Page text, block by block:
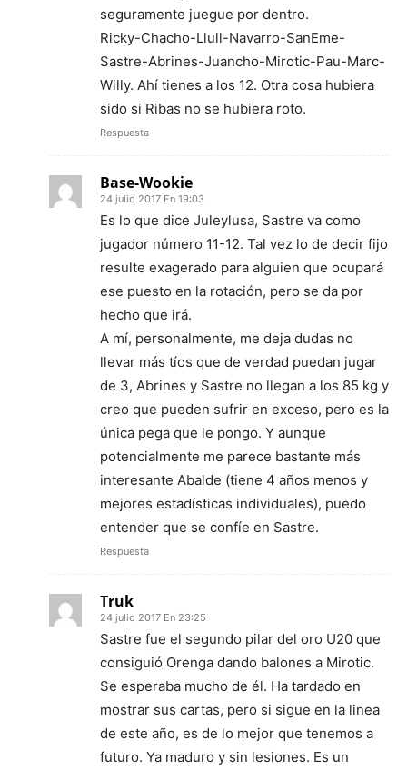
seguramente juegue por dentro.
Ricky-Chacho-Llull-Navarro-SanEme-
Sastre-Abrines-Juancho-Mirotic-Pau-Marc-
Willy. Ahí tienes a los 12. Otra cosa hubiera
sido si Ribas no se hubiera roto.
Respuesta
Base-Wookie
24 julio 2017 En 19:03
Es lo que dice Juleylusa, Sastre va como
jugador número 11-12. Tal vez lo de decir fijo
resulte exagerado para alguien que ocupará
ese puesto en la rotación, pero se da por
hecho que irá.
A mí, personalmente, me deja dudas no
llevar más tíos que de verdad puedan jugar
de 3, Abrines y Sastre no llegan a los 85 kg y
creo que pueden sufrir en exceso, pero es la
única pega que le pongo. Y aunque
potencialmente me parece bastante más
interesante Abalde (tiene 4 años menos y
mejores estadísticas individuales), puedo
entender que se confíe en Sastre.
Respuesta
Truk
24 julio 2017 En 23:25
Sastre fue el segundo pilar del oro U20 que
consiguió Orenga dando balones a Mirotic.
Se esperaba mucho de él. Ha tardado en
mostrar sus cartas, pero si sigue en la linea
de este año, es de lo mejor que tenemos a
futuro. Ya maduro y sin lesiones. Es un